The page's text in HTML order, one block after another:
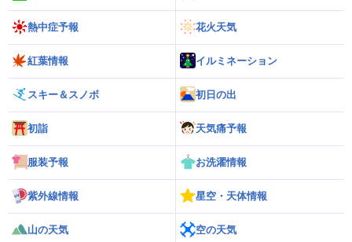
熱中症予報 花火天気
紅葉情報 イルミネーション
スキー＆スノボ 初日の出
初詣 天気痛予報
服装予報 お洗濯情報
紫外線情報 星空・天体情報
山の天気 空の天気